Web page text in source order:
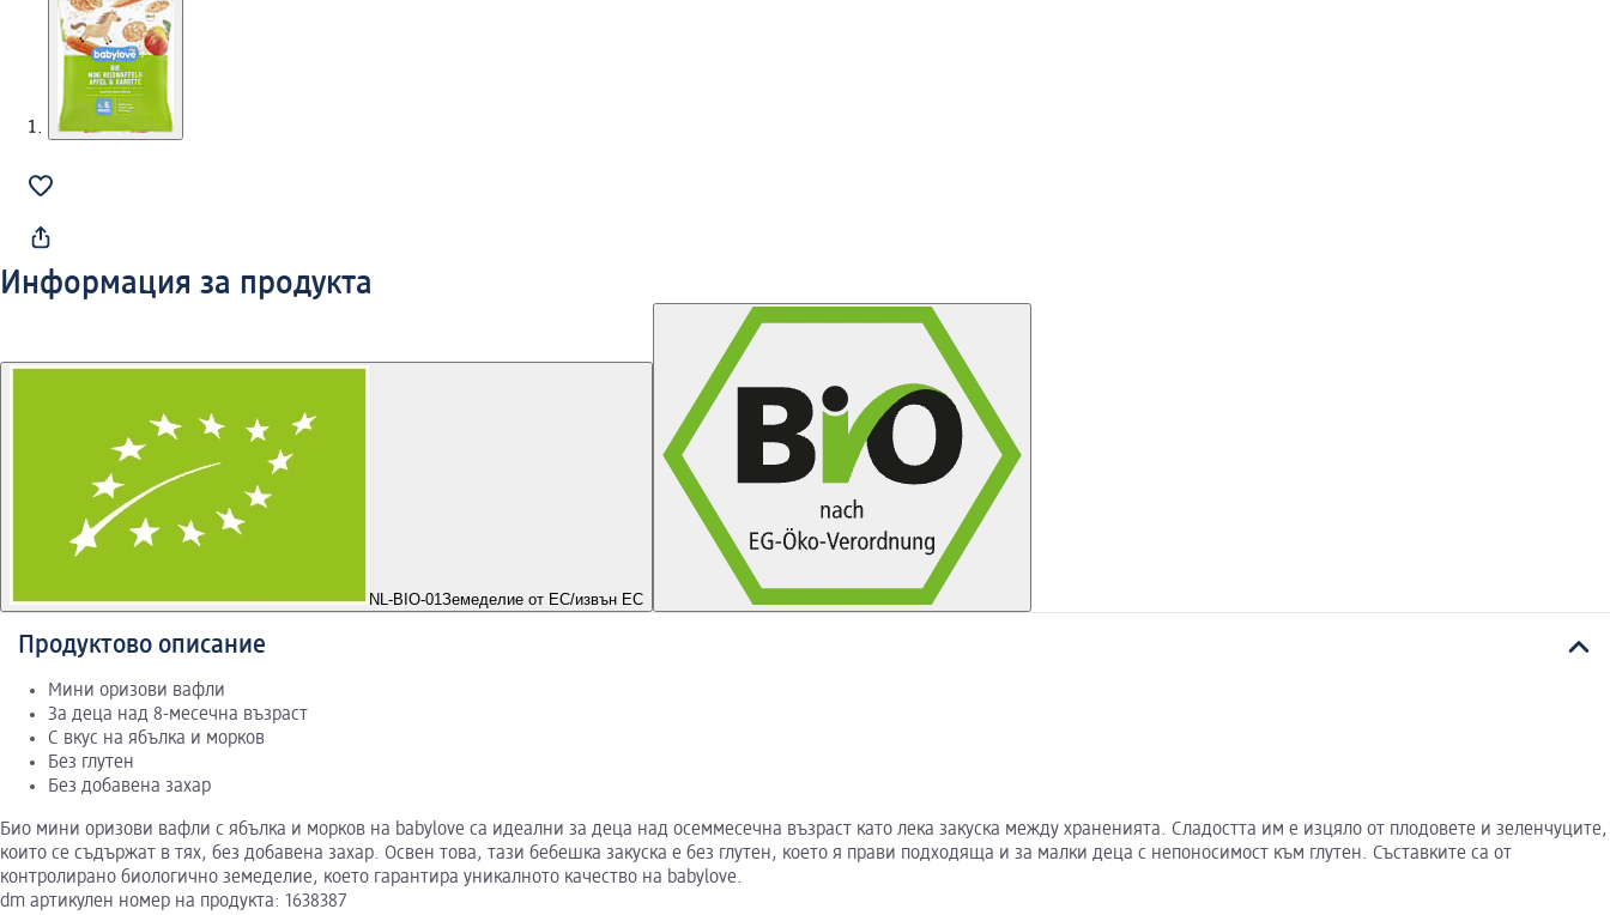
Информация за продукта
NL-BIO-01Земеделие от ЕС/извън ЕС
Продуктово описание
Мини оризови вафли
За деца над 8-месечна възраст
С вкус на ябълка и морков
Без глутен
Без добавена захар
Био мини оризови вафли с ябълка и морков на babylove са идеални за деца над осеммесечна възраст като лека закуска между храненията. Сладостта им е изцяло от плодовете и зеленчуците,
които се съдържат в тях, без добавена захар. Освен това, тази бебешка закуска е без глутен, което я прави подходяща и за малки деца с непоносимост към глутен. Съставките са от
контролирано биологично земеделие, което гарантира уникалното качество на babylove.
dm артикулен номер на продукта: 1638387